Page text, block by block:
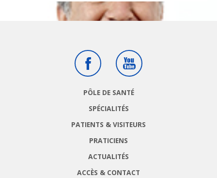
FacebookYoutube
PÔLE DE SANTÉ
SPÉCIALITÉS
PATIENTS & VISITEURS
PRATICIENS
ACTUALITÉS
ACCÈS & CONTACT